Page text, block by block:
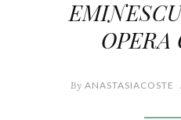
By ANASTASIACOSTE